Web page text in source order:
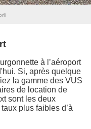
à l’aéroport
Si, après quelque
la gamme des VUS
de location de
sont les deux
plus faibles d’à